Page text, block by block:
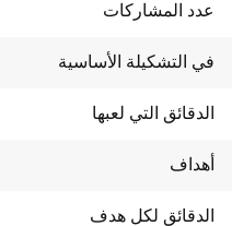
عدد المشاركات
في التشكيلة الأساسية
الدقائق التي لعبها
أهداف
الدقائق لكل هدف